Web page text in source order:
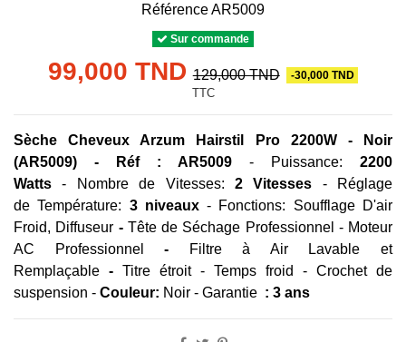
RéférenceAR5009
Sur commande
99,000 TND 129,000 TND -30,000 TND
TTC
Sèche Cheveux Arzum Hairstil Pro 2200W - Noir
(AR5009) -
Réf : AR5009- Puissance: 2200
Watts- Nombre de Vitesses: 2 Vitesses - Réglage
de Température: 3 niveaux- Fonctions: Soufflage D'air
Froid, Diffuseur - Tête de Séchage Professionnel - Moteur
AC Professionnel
- Filtre à Air Lavable et
Remplaçable - Titre étroit - Temps froid - Crochet de
suspension - Couleur: Noir - Garantie : 3 ans